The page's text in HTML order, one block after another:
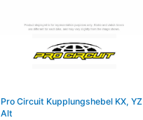
Pro Circuit Kupplungshebel KX, YZ
Alt